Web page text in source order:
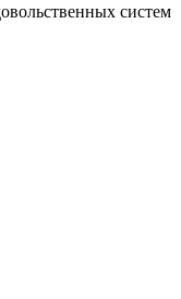
систем